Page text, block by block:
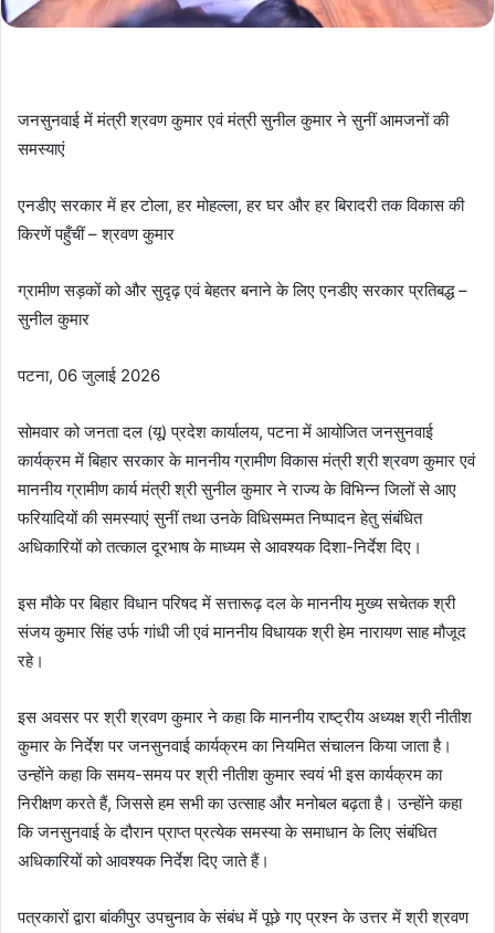
जनसुनवाई में मंत्री श्रवण कुमार एवं मंत्री सुनील कुमार ने सुनीं आमजनों की
समस्याएं
एनडीए सरकार में हर टोला, हर मोहल्ला, हर घर और हर बिरादरी तक विकास की
किरणें पहुँचीं – श्रवण कुमार
ग्रामीण सड़कों को और सुदृढ़ एवं बेहतर बनाने के लिए एनडीए सरकार प्रतिबद्ध –
सुनील कुमार
पटना, 06 जुलाई 2026
सोमवार को जनता दल (यू) प्रदेश कार्यालय, पटना में आयोजित जनसुनवाई
कार्यक्रम में बिहार सरकार के माननीय ग्रामीण विकास मंत्री श्री श्रवण कुमार एवं
माननीय ग्रामीण कार्य मंत्री श्री सुनील कुमार ने राज्य के विभिन्न जिलों से आए
फरियादियों की समस्याएं सुनीं तथा उनके विधिसम्मत निष्पादन हेतु संबंधित
अधिकारियों को तत्काल दूरभाष के माध्यम से आवश्यक दिशा-निर्देश दिए।
इस मौके पर बिहार विधान परिषद में सत्तारूढ़ दल के माननीय मुख्य सचेतक श्री
संजय कुमार सिंह उर्फ गांधी जी एवं माननीय विधायक श्री हेम नारायण साह मौजूद
रहे।
इस अवसर पर श्री श्रवण कुमार ने कहा कि माननीय राष्ट्रीय अध्यक्ष श्री नीतीश
कुमार के निर्देश पर जनसुनवाई कार्यक्रम का नियमित संचालन किया जाता है।
उन्होंने कहा कि समय-समय पर श्री नीतीश कुमार स्वयं भी इस कार्यक्रम का
निरीक्षण करते हैं, जिससे हम सभी का उत्साह और मनोबल बढ़ता है। उन्होंने कहा
कि जनसुनवाई के दौरान प्राप्त प्रत्येक समस्या के समाधान के लिए संबंधित
अधिकारियों को आवश्यक निर्देश दिए जाते हैं।
पत्रकारों द्वारा बांकीपुर उपचुनाव के संबंध में पूछे गए प्रश्न के उत्तर में श्री श्रवण